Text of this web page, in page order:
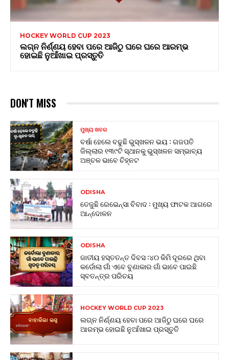
HOCKEY WORLD CUP 2023
ଲଗ୍ନ ନିର୍ଣ୍ଣୟ ହେବା ପରେ ଆଜିଠୁ ଘରେ ଘରେ ଆରମ୍ଭ
ହୋଇଛି ନୁଆଁଖାଇ ପ୍ରସ୍ତୁତି
DON'T MISS
ମୁଖ୍ୟ ଖବର
ବର୍ଷା ହେଲେ ବଢୁଛି ଭୁସ୍ଖଳନ ଭୟ : ଗଜପତି
ଜିଲ୍ଲାର ୧୩୯ଟି ସ୍ଥାନକୁ ଭୁସ୍ଖଳନ ସମ୍ଭାବ୍ୟ
ଅଞ୍ଚଳ ଭାବେ ଚିହ୍ନଟ
ODISHA
ତେଜୁଛି ରେଭେନ୍ସା ବିବାଦ : ମୁଖ୍ୟ ଫାଟକ ଆଗରେ
ଆନ୍ଦୋଳନ
ODISHA
ଜାତୀୟ ହସ୍ତତନ୍ତ ଦିବସ :୪୦ କିମି ଦୂରରେ ଥିବା
କର୍ଡୋଲା ଗାଁ ଏବେ ବୁଣାକାର ଗାଁ ଭାବେ ପାଇଛି
ସ୍ବତନ୍ତ୍ର ପରିଚୟ
HOCKEY WORLD CUP 2023
ଲଗ୍ନ ନିର୍ଣ୍ଣୟ ହେବା ପରେ ଆଜିଠୁ ଘରେ ଘରେ
ଆରମ୍ଭ ହୋଇଛି ନୁଆଁଖାଇ ପ୍ରସ୍ତୁତି